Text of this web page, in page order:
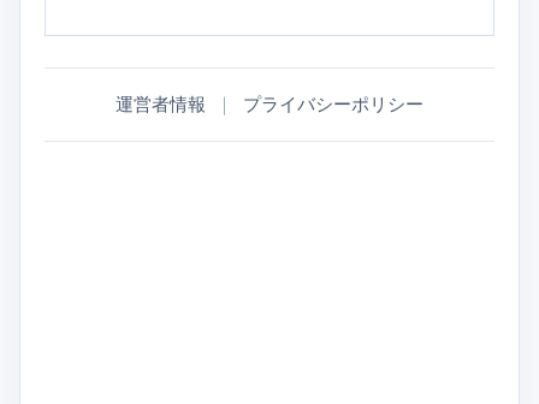
運営者情報 ｜ プライバシーポリシー